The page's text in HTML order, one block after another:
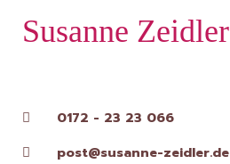
Susanne Zeidler
0172 - 23 23 066
post@susanne-zeidler.de